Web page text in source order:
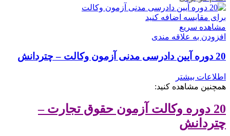
برای مقایسه اضافه کنید
مشاهده سریع
افزودن به علاقه مندی
20 دوره آیین دادرسی مدنی آزمون وکالت – چتردانش
اطلاعات بیشتر
همچنین مشاهده کنید:
20 دوره وکالت آزمون حقوق تجارت –
چتردانش